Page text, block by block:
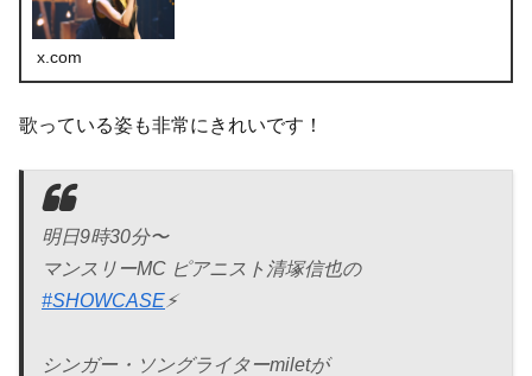
x.com
歌っている姿も非常にきれいです！
明日9時30分〜
マンスリーMC ピアニスト清塚信也の
#SHOWCASE⚡️
シンガー・ソングライターmiletが